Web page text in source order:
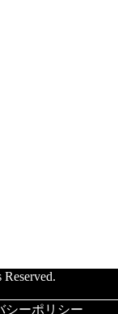
シーポリシー